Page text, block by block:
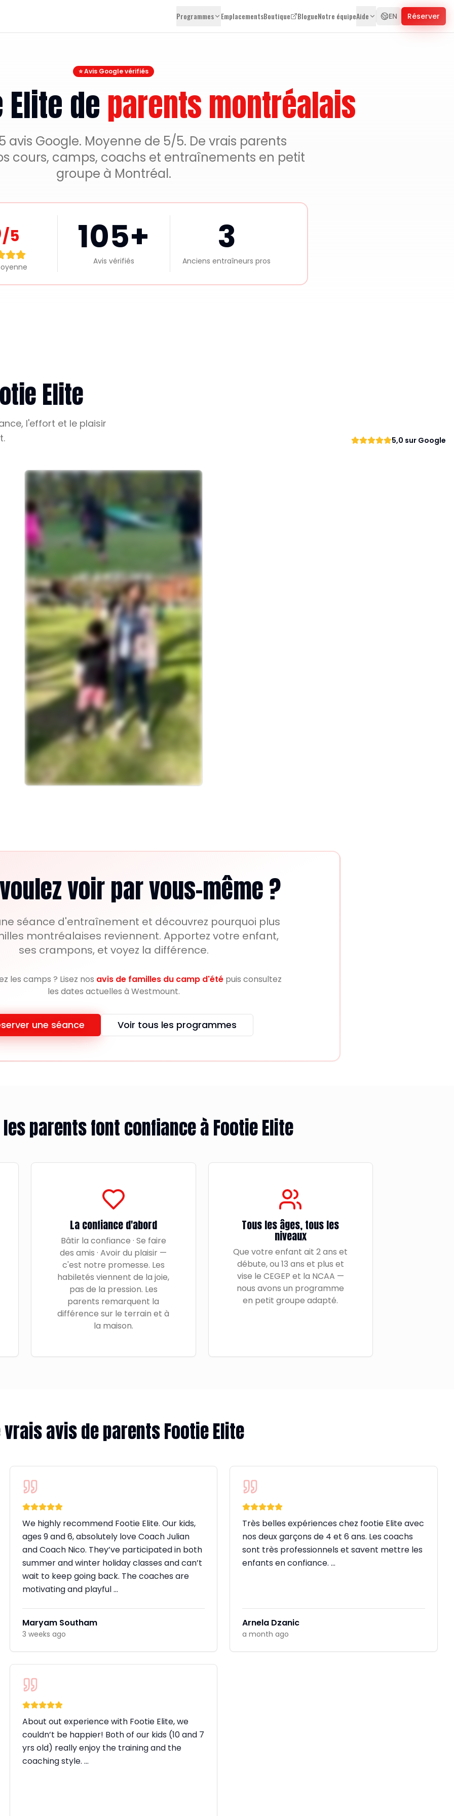
Programmes EmplacementsBoutique BlogueNotre équipeAide EN Réserver
⭐ Avis Google vérifiés
deparents montréalais
avis Google. Moyenne de 5/5. De vrais parents
cours, camps, coachs et entraînements en petit
groupe à Montréal.
/5 105+
Avis vérifiés
3
Anciens entraîneurs pros
Elite
l'effort et le plaisir
5,0 sur Google
voir par vous-même ?
séance d'entraînement et découvrez pourquoi plus
montréalaises reviennent. Apportez votre enfant,
ses crampons, et voyez la différence.
les camps ? Lisez nos avis de familles du camp d'été puis consultez
les dates actuelles à Westmount.
une séance Voir tous les programmes
parents font confiance à Footie Elite
La confiance d'abord
Bâtir la confiance · Se faire
des amis · Avoir du plaisir —
c'est notre promesse. Les
habiletés viennent de la joie,
pas de la pression. Les
parents remarquent la
différence sur le terrain et à
la maison.
Tous les âges, tous les
niveaux
Que votre enfant ait 2 ans et
débute, ou 13 ans et plus et
vise le CEGEP et la NCAA —
nous avons un programme
en petit groupe adapté.
vrais avis de parents Footie Elite
We highly recommend Footie Elite. Our kids,
ages 9 and 6, absolutely love Coach Julian
and Coach Nico. They’ve participated in both
summer and winter holiday classes and can’t
wait to keep going back. The coaches are
motivating and playful …
Maryam Southam
3 weeks ago
Très belles expériences chez footie Elite avec
nos deux garçons de 4 et 6 ans. Les coachs
sont très professionnels et savent mettre les
enfants en confiance. …
Arnela Dzanic
a month ago
About out experience with Footie Elite, we
couldn’t be happier! Both of our kids (10 and 7
yrs old) really enjoy the training and the
coaching style. …